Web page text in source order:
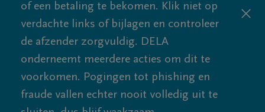
of een betaling te bekomen. Klik niet op
verdachte links of bijlagen en controleer
de afzender zorgvuldig. DELA
onderneemt meerdere acties om dit te
voorkomen. Pogingen tot phishing en
fraude vallen echter nooit volledig uit te